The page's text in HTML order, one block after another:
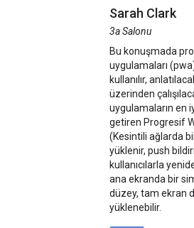
Sarah Clark
3a Salonu
Bu konuşmada
uygulamaları
kullanılır,
üzerinden
uygulamaların en
getiren Progresif
(Kesintili ağlarda
yüklenir, push
kullanıcılarla
ana ekranda bir
düzey, tam ekran
yüklenebilir.